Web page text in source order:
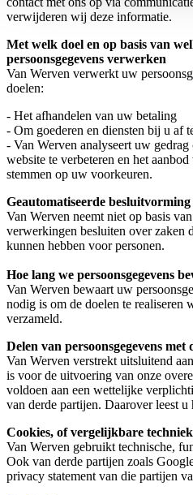
verwijderen wij deze informatie.
Met welk doel en op basis van
persoonsgegevens verwerken
Van Werven verwerkt uw
doelen:
- Het afhandelen van uw betaling
- Om goederen en diensten bij u af
- Van Werven analyseert uw
website te verbeteren en het
stemmen op uw voorkeuren.
Geautomatiseerde besluitvorming
Van Werven neemt niet op basis
verwerkingen besluiten over zaken
kunnen hebben voor personen.
Hoe lang we persoonsgegevens
Van Werven bewaart uw
nodig is om de doelen te realiseren
verzameld.
Delen van persoonsgegevens met
Van Werven verstrekt uitsluitend
is voor de uitvoering van onze
voldoen aan een wettelijke
van derde partijen. Daarover leest u
Cookies, of vergelijkbare
Van Werven gebruikt technische,
Ook van derde partijen zoals
privacy statement van die partijen